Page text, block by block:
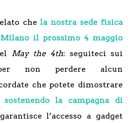
che la nostra sede fisica
il prossimo 4 maggio
May the 4th: seguiteci sui
non perdere alcun
che potete dimostrare
sostenendo la campagna di
l’accesso a gadget